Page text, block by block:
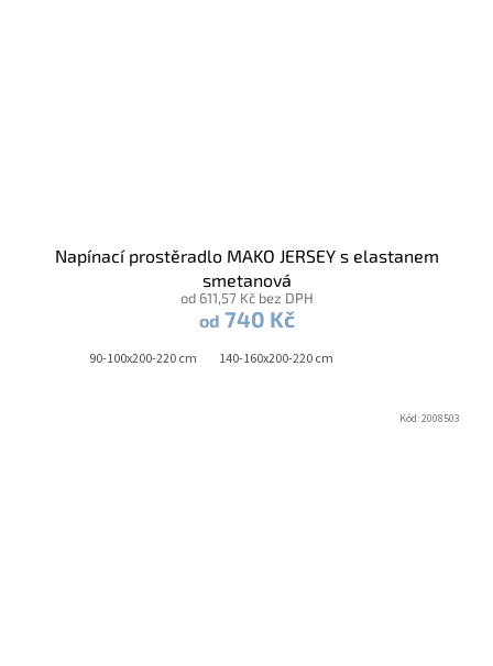
Napínací prostěradlo MAKO JERSEY s elastanem
smetanová
od 611,57 Kč bez DPH
od 740 Kč
90-100x200-220 cm 140-160x200-220 cm
Kód:2008503